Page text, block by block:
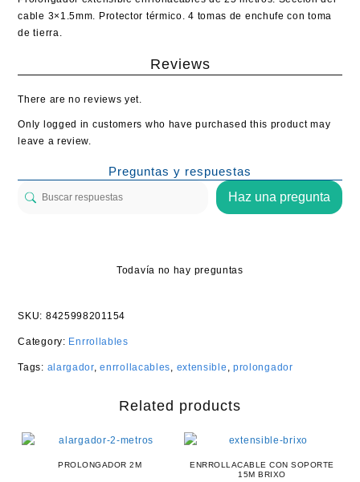
cable 3×1.5mm. Protector térmico. 4 tomas de enchufe con toma
de tierra.
Reviews
There are no reviews yet.
Only logged in customers who have purchased this product may
leave a review.
Preguntas y respuestas
Haz una pregunta
Todavía no hay preguntas
SKU: 8425998201154
Category: Enrrollables
Tags: alargador,enrrollacables, extensible , prolongador
Related products
PROLONGADOR 2M
ENRROLLACABLE CON SOPORTE
15M BRIXO